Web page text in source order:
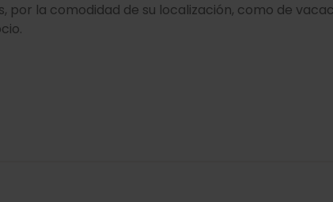
por la comodidad de su localización, como de